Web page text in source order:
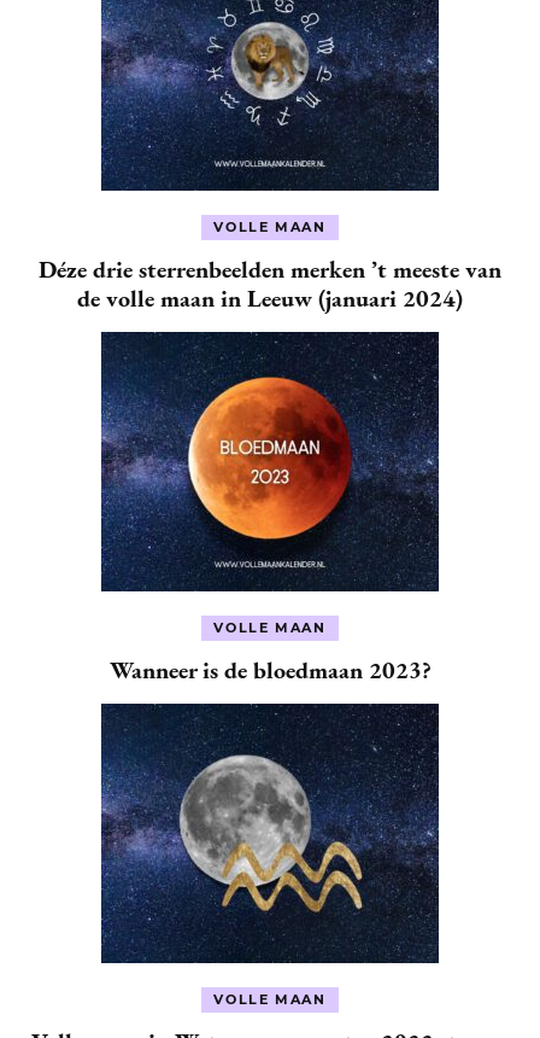
VOLLE MAAN
Déze drie sterrenbeelden merken ’t meeste van
de volle maan in Leeuw (januari 2024)
VOLLE MAAN
Wanneer is de bloedmaan 2023?
VOLLE MAAN